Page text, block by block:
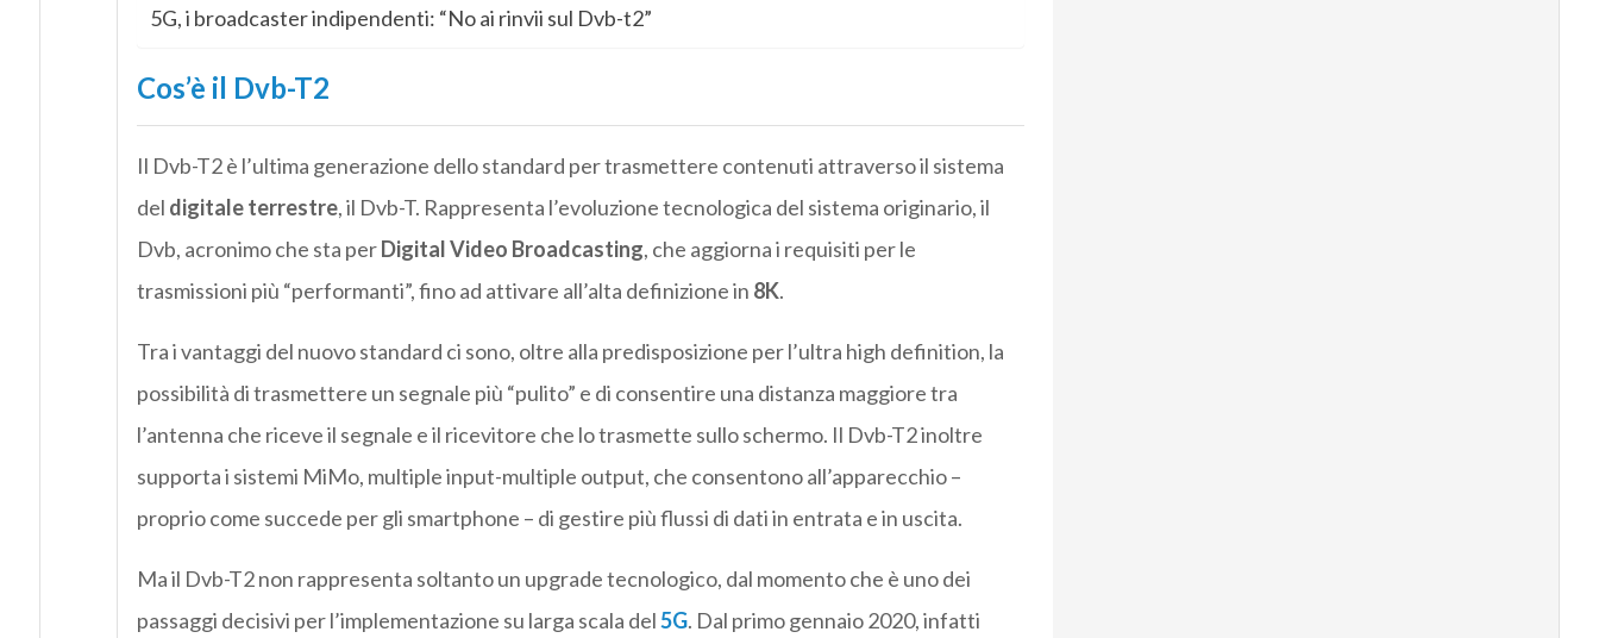
5G, i broadcaster indipendenti: “No ai rinvii sul Dvb-t2”
Cos’è il Dvb-T2
Il Dvb-T2 è l’ultima generazione dello standard per trasmettere contenuti attraverso il sistema
del digitale terrestre, il Dvb-T. Rappresenta l’evoluzione tecnologica del sistema originario, il
Dvb, acronimo che sta perDigital Video Broadcasting, che aggiorna i requisiti per le
trasmissioni più “performanti”, fino ad attivare all’alta definizione in 8K.
Tra i vantaggi del nuovo standard ci sono, oltre alla predisposizione per l’ultra high definition, la
possibilità di trasmettere un segnale più “pulito” e di consentire una distanza maggiore tra
l’antenna che riceve il segnale e il ricevitore che lo trasmette sullo schermo. Il Dvb-T2 inoltre
supporta i sistemi MiMo, multiple input-multiple output, che consentono all’apparecchio –
proprio come succede per gli smartphone – di gestire più flussi di dati in entrata e in uscita.
Ma il Dvb-T2 non rappresenta soltanto un upgrade tecnologico, dal momento che è uno dei
passaggi decisivi per l’implementazione su larga scala del5G. Dal primo gennaio 2020, infatti